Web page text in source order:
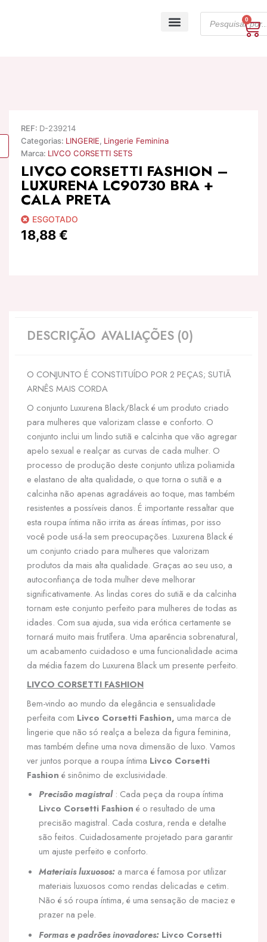
search
0
REF: D-239214
Categorias: LINGERIE, Lingerie Feminina
Marca: LIVCO CORSETTI SETS
LIVCO CORSETTI FASHION –
LUXURENA LC90730 BRA +
CALA PRETA
ESGOTADO
18,88€
DESCRIÇÃO AVALIAÇÕES (0)
O CONJUNTO É CONSTITUÍDO POR 2 PEÇAS; SUTIÃ
ARNÊS MAIS CORDA
O conjunto Luxurena Black/Black é um produto criado
para mulheres que valorizam classe e conforto. O
conjunto inclui um lindo sutiã e calcinha que vão agregar
apelo sexual e realçar as curvas de cada mulher. O
processo de produção deste conjunto utiliza poliamida
e elastano de alta qualidade, o que torna o sutiã e a
calcinha não apenas agradáveis ao toque, mas também
resistentes a possíveis danos. É importante ressaltar que
esta roupa íntima não irrita as áreas íntimas, por isso
você pode usá-la sem preocupações. Luxurena Black é
um conjunto criado para mulheres que valorizam
produtos da mais alta qualidade. Graças ao seu uso, a
autoconfiança de toda mulher deve melhorar
significativamente. As lindas cores do sutiã e da calcinha
tornam este conjunto perfeito para mulheres de todas as
idades. Com sua ajuda, sua vida erótica certamente se
tornará muito mais frutífera. Uma aparência sobrenatural,
um acabamento cuidadoso e uma funcionalidade acima
da média fazem do Luxurena Black um presente perfeito.
LIVCO CORSETTI FASHION
Bem-vindo ao mundo da elegância e sensualidade
perfeita com Livco Corsetti Fashion, uma marca de
lingerie que não só realça a beleza da figura feminina,
mas também define uma nova dimensão de luxo. Vamos
ver juntos porque a roupa íntima Livco Corsetti
Fashion é sinônimo de exclusividade.
Precisão magistral: Cada peça da roupa íntima
Livco Corsetti Fashion é o resultado de uma
precisão magistral. Cada costura, renda e detalhe
são feitos. Cuidadosamente projetado para garantir
um ajuste perfeito e conforto.
Materiais luxuosos: a marca é famosa por utilizar
materiais luxuosos como rendas delicadas e cetim.
Não é só roupa íntima, é uma sensação de maciez e
prazer na pele.
Formas e padrões inovadores: Livco Corsetti